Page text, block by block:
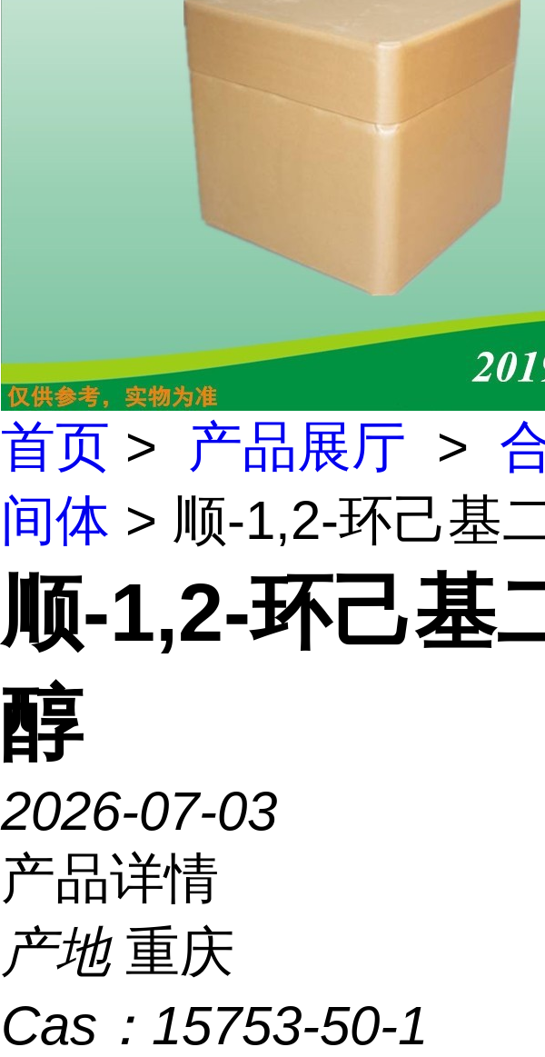
首页 > 产品展厅 >
间体 > 顺-1,2-环己基
顺-1,2-环己基
醇
2026-07-03
产品详情
产地 重庆
Cas： 15753-50-1